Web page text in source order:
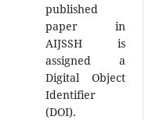
published
paper in
AIJSSH is
assigned a
Digital Object
Identifier
(DOI).